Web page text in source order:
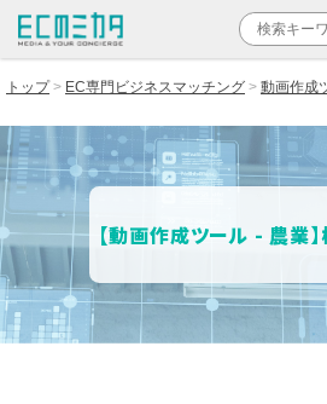
トップ EC専門ビジネスマッチング 動画作成
【動画作成ツール - 農業